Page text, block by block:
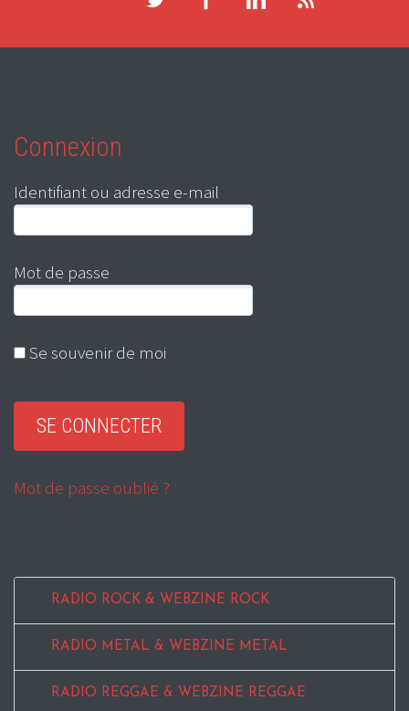
Connexion
Identifiant ou adresse e-mail
Mot de passe
Se souvenir de moi
Mot de passe oublié ?
RADIO ROCK & WEBZINE ROCK
RADIO METAL & WEBZINE METAL
RADIO REGGAE & WEBZINE REGGAE